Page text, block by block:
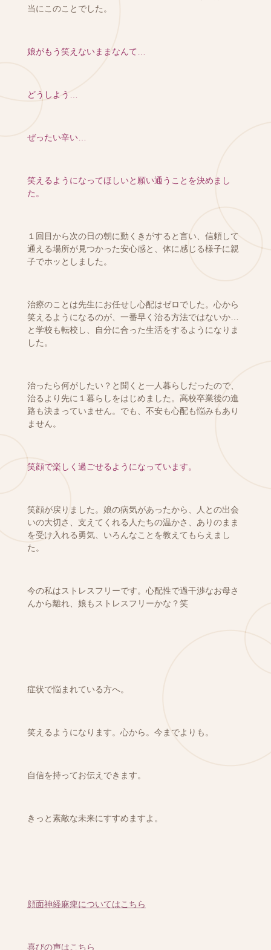
当にこのことでした。
娘がもう笑えないままなんて…
どうしよう…
ぜったい辛い…
笑えるようになってほしいと願い通うことを決めまし
た。
１回目から次の日の朝に動くきがすると言い、信頼して
通える場所が見つかった安心感と、体に感じる様子に親
子でホッとしました。
治療のことは先生にお任せし心配はゼロでした。 心から
笑えるようになるのが、一番早く治る方法ではないか…
と学校も転校し、自分に合った生活をするようになりま
した。
治ったら何がしたい？と聞くと一人暮らしだったので、
治るより先に１暮らしをはじめました。高校卒業後の進
路も決まっていません。 でも、不安も心配も悩みもあり
ません。
笑顔で楽しく過ごせるようになっています。
笑顔が戻りました。娘の病気があったから、人との出会
いの大切さ、支えてくれる人たちの温かさ、ありのまま
を受け入れる勇気、いろんなことを教えてもらえまし
た。
今の私はストレスフリーです。心配性で過干渉なお母さ
んから離れ、娘もストレスフリーかな？笑
症状で悩まれている方へ。
笑えるようになります。心から。今までよりも。
自信を持ってお伝えできます。
きっと素敵な未来にすすめますよ。
顔面神経麻痺についてはこちら
喜びの声はこちら